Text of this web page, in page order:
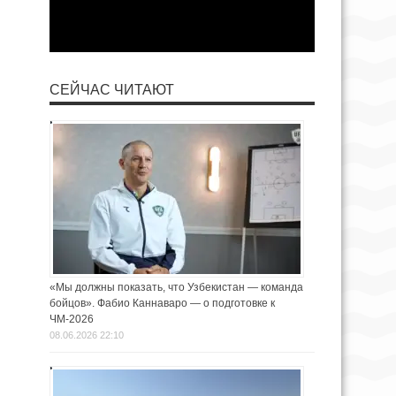
СЕЙЧАС ЧИТАЮТ
«Мы должны показать, что Узбекистан — команда
бойцов». Фабио Каннаваро — о подготовке к
ЧМ-2026
08.06.2026 22:10